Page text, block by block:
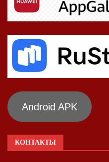
Android APK
КОНТАКТЫ